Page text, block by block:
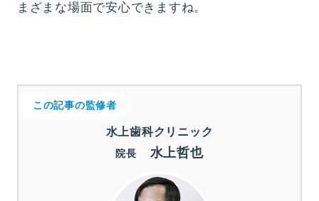
まざまな場面で安心できますね。
この記事の監修者
水上歯科クリニック
院長 水上哲也